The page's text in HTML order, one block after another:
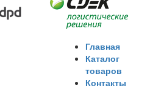
Главная
Каталог
товаров
Контакты